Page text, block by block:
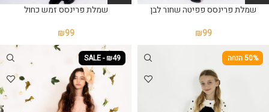
שמלת פרינסס פפיטה שחור לבן
₪99
שמלת פרינסס זמש כחול
₪99
50% הנחה SALE - ₪49